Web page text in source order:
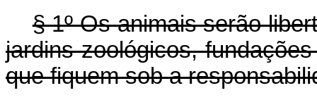
§ 1º Os animais serão
jardins zoológicos,
que fiquem sob a